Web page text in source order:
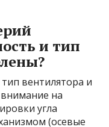
и тип
вентилятора и
на
угла
(осевые